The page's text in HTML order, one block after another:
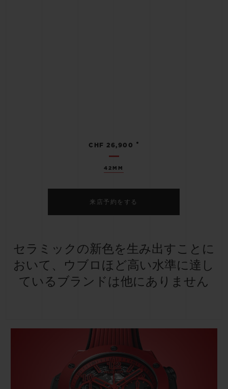
42MM
CHF 26,900 •
来店予約をする
セラミックの新色を生み出すことに
おいて、ウブロほど高い水準に達し
ているブランドは他にありません